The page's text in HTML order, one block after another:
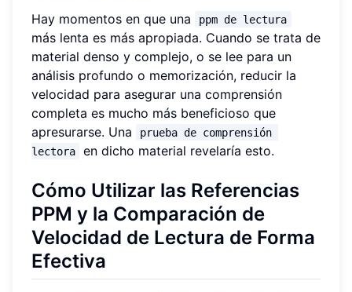
Hay momentos en que una ppm de lectura
más lenta es más apropiada. Cuando se trata de
material denso y complejo, o se lee para un
análisis profundo o memorización, reducir la
velocidad para asegurar una comprensión
completa es mucho más beneficioso que
apresurarse. Una
prueba de comprensión
lectora
en dicho material revelaría esto.
Cómo Utilizar las Referencias
PPM y la Comparación de
Velocidad de Lectura de Forma
Efectiva